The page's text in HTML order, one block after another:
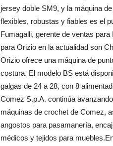
jersey doble SM9, y la máquina
flexibles, robustas y fiables es el
Fumagalli, gerente de ventas
para Orizio en la actualidad son
Orizio ofrece una máquina de
costura. El modelo BS está
galgas de 24 a 28, con 8
Comez S.p.A. continúa
máquinas de crochet de Comez,
angostos para pasamanería,
médicos y tejidos para